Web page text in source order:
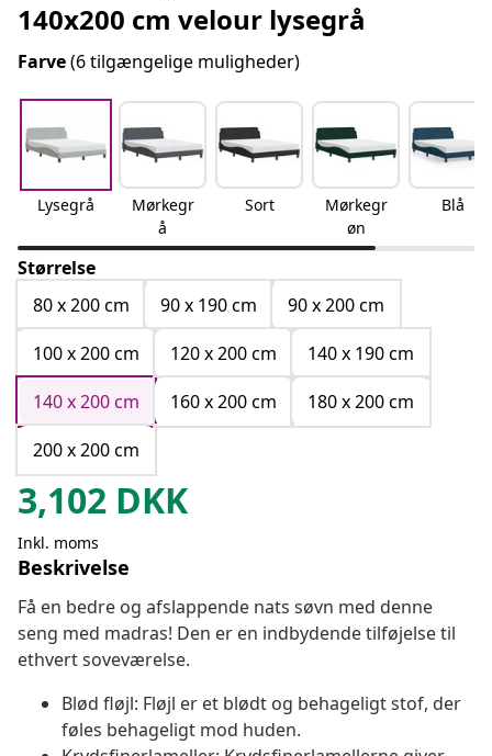
140x200 cm velour lysegrå
Farve(6 tilgængelige muligheder)
Lysegrå
Mørkegr
å
Sort
Mørkegr
øn
Blå
Størrelse
80 x 200 cm
90 x 190 cm
90 x 200 cm
100 x 200 cm
120 x 200 cm
140 x 190 cm
140 x 200 cm
160 x 200 cm
180 x 200 cm
200 x 200 cm
3,102 DKK
Inkl. moms
Beskrivelse
Få en bedre og afslappende nats søvn med denne
seng med madras! Den er en indbydende tilføjelse til
ethvert soveværelse.
Blød fløjl: Fløjl er et blødt og behageligt stof, der
føles behageligt mod huden.